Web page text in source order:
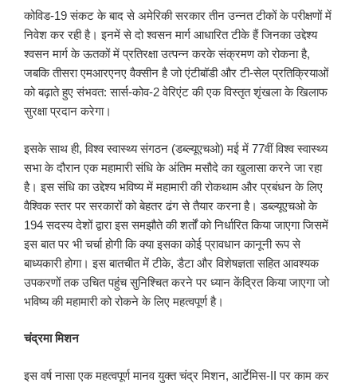
कोविड-19 संकट के बाद से अमेरिकी सरकार तीन उन्नत टीकों के परीक्षणों में
निवेश कर रही है। इनमें से दो श्वसन मार्ग आधारित टीके हैं जिनका उद्देश्य
श्वसन मार्ग के ऊतकों में प्रतिरक्षा उत्पन्न करके संक्रमण को रोकना है,
जबकि तीसरा एमआरएनए वैक्सीन है जो एंटीबॉडी और टी-सेल प्रतिक्रियाओं
को बढ़ाते हुए संभवत: सार्स-कोव-2 वेरिएंट की एक विस्तृत शृंखला के खिलाफ
सुरक्षा प्रदान करेगा।
इसके साथ ही, विश्व स्वास्थ्य संगठन (डब्ल्यूएचओ) मई में 77वीं विश्व स्वास्थ्य
सभा के दौरान एक महामारी संधि के अंतिम मसौदे का खुलासा करने जा रहा
है। इस संधि का उद्देश्य भविष्य में महामारी की रोकथाम और प्रबंधन के लिए
वैश्विक स्तर पर सरकारों को बेहतर ढंग से तैयार करना है। डब्ल्यूएचओ के
194 सदस्य देशों द्वारा इस समझौते की शर्तों को निर्धारित किया जाएगा जिसमें
इस बात पर भी चर्चा होगी कि क्या इसका कोई प्रावधान कानूनी रूप से
बाध्यकारी होगा। इस बातचीत में टीके, डैटा और विशेषज्ञता सहित आवश्यक
उपकरणों तक उचित पहुंच सुनिश्चित करने पर ध्यान केंद्रित किया जाएगा जो
भविष्य की महामारी को रोकने के लिए महत्वपूर्ण है।
चंद्रमा मिशन
इस वर्ष नासा एक महत्वपूर्ण मानव युक्त चंद्र मिशन, आर्टेमिस-II पर काम कर